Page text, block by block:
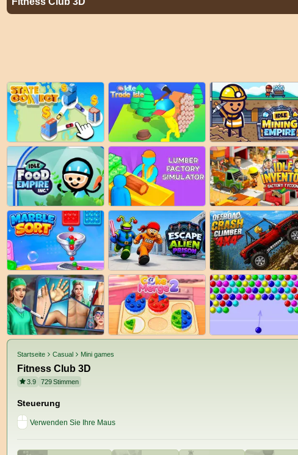
Startseite Casual Mini games
Fitness Club 3D
3.9 729Stimmen
Steuerung
Verwenden Sie Ihre Maus